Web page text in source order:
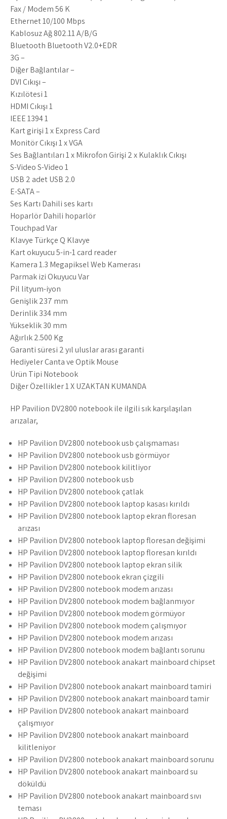
Fax / Modem 56 K
Ethernet 10/100 Mbps
Kablosuz Ağ 802.11 A/B/G
Bluetooth Bluetooth V2.0+EDR
3G –
Diğer Bağlantılar –
DVI Çıkışı –
Kızılötesi 1
HDMI Çıkışı 1
IEEE 1394 1
Kart girişi 1 x Express Card
Monitör Çıkışı 1 x VGA
Ses Bağlantıları 1 x Mikrofon Girişi 2 x Kulaklık Çıkışı
S-Video S-Video 1
USB 2 adet USB 2.0
E-SATA –
Ses Kartı Dahili ses kartı
Hoparlör Dahili hoparlör
Touchpad Var
Klavye Türkçe Q Klavye
Kart okuyucu 5-in-1 card reader
Kamera 1.3 Megapiksel Web Kamerası
Parmak izi Okuyucu Var
Pil lityum-iyon
Genişlik 237 mm
Derinlik 334 mm
Yükseklik 30 mm
Ağırlık 2.500 Kg
Garanti süresi 2 yıl uluslar arası garanti
Hediyeler Çanta ve Optik Mouse
Ürün Tipi Notebook
Diğer Özellikler 1 X UZAKTAN KUMANDA
HP Pavilion DV2800 notebook ile ilgili sık karşılaşılan
arızalar,
HP Pavilion DV2800 notebook usb çalışmaması
HP Pavilion DV2800 notebook usb görmüyor
HP Pavilion DV2800 notebook kilitliyor
HP Pavilion DV2800 notebook usb
HP Pavilion DV2800 notebook çatlak
HP Pavilion DV2800 notebook laptop kasası kırıldı
HP Pavilion DV2800 notebook laptop ekran floresan
arızası
HP Pavilion DV2800 notebook laptop floresan değişimi
HP Pavilion DV2800 notebook laptop floresan kırıldı
HP Pavilion DV2800 notebook laptop ekran silik
HP Pavilion DV2800 notebook ekran çizgili
HP Pavilion DV2800 notebook modem arızası
HP Pavilion DV2800 notebook modem bağlanmıyor
HP Pavilion DV2800 notebook modem görmüyor
HP Pavilion DV2800 notebook modem çalışmıyor
HP Pavilion DV2800 notebook modem arızası
HP Pavilion DV2800 notebook modem bağlantı sorunu
HP Pavilion DV2800 notebook anakart mainboard chipset
değişimi
HP Pavilion DV2800 notebook anakart mainboard tamiri
HP Pavilion DV2800 notebook anakart mainboard tamir
HP Pavilion DV2800 notebook anakart mainboard
çalışmıyor
HP Pavilion DV2800 notebook anakart mainboard
kilitleniyor
HP Pavilion DV2800 notebook anakart mainboard sorunu
HP Pavilion DV2800 notebook anakart mainboard su
döküldü
HP Pavilion DV2800 notebook anakart mainboard sıvı
teması